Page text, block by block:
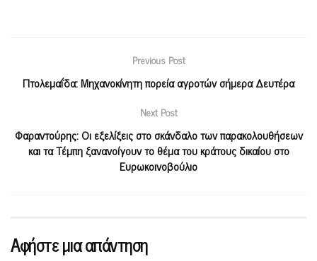
Previous Post
Πτολεμαΐδα: Μηχανοκίνητη πορεία αγροτών σήμερα Δευτέρα
Next Post
Φαραντούρης: Οι εξελίξεις στο σκάνδαλο των παρακολουθήσεων
και τα Τέμπη ξανανοίγουν το θέμα του κράτους δικαίου στο
Ευρωκοινοβούλιο
Αφήστε μια απάντηση